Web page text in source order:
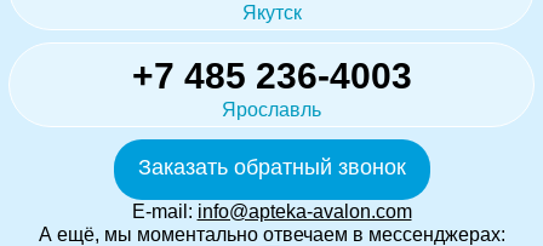
Якутск
+7 485 236-4003
Ярославль
Заказать обратный звонок
E-mail: info@apteka-avalon.com
А ещё, мы моментально отвечаем в мессенджерах: